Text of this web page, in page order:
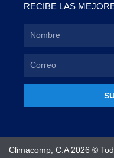
RECIBE LAS
Climacomp, C.A 2026 ©